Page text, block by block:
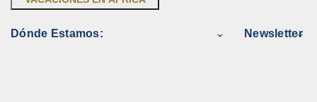
Dónde Estamos: Newsletter